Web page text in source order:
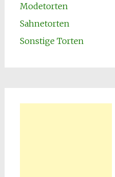
Modetorten
Sahnetorten
Sonstige Torten